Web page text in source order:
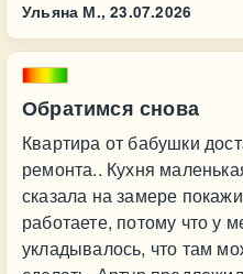
Ульяна М., 23.07.2026
Обратимся снова
Квартира от бабушки
ремонта.. Кухня
сказала на замере
работаете, потому что у
укладывалось, что там